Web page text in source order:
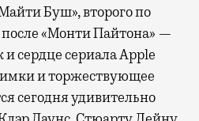
Буш», второго по
«Монти Пайтона» —
сердце сериала Apple
и торжествующее
сегодня удивительно